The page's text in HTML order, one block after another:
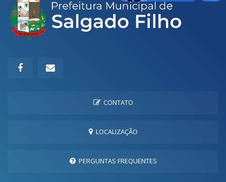
CONTATO
LOCALIZAÇÃO
PERGUNTAS FREQUENTES